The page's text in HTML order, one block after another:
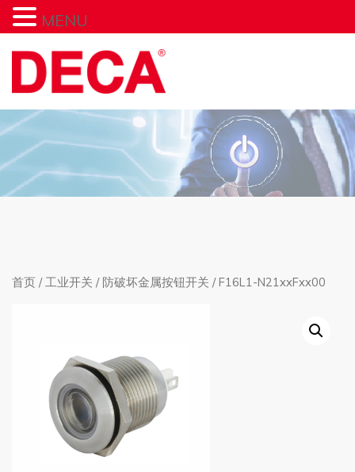
首页 /工业开关 / 防破坏金属按钮开关 / F16L1-N21xxFxx00
MENU